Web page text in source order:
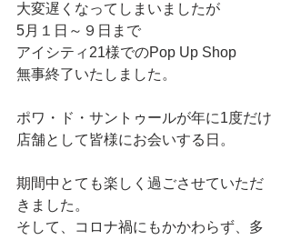
大変遅くなってしまいましたが
5月１日～９日まで
アイシティ21様でのPop Up Shop
無事終了いたしました。
ポワ・ド・サントゥールが年に1度だけ
店舗として皆様にお会いする日。
期間中とても楽しく過ごさせていただ
きました。
そして、コロナ禍にもかかわらず、多